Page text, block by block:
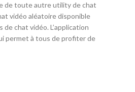
de toute autre utility de chat
vidéo aléatoire disponible
chat vidéo. L’application
permet à tous de profiter de